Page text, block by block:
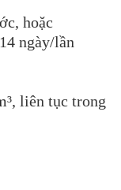
hoặc
ngày/lần
liên tục trong